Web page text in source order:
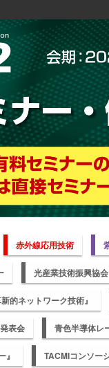
赤外線応用技術
光産業技術振興協
的ネットワーク技術』
表会 青色半導体レ
』 TACMIコンソー